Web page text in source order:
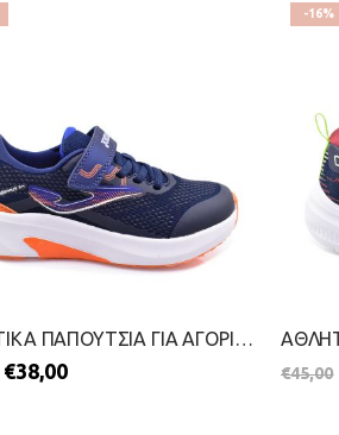
ΑΘΛΗΤΙΚΑ ΠΑΠΟΥΤΣΙΑ ΓΙΑ ΑΓΟΡΙΑ-JOMA-2699-0025-ΜΠΛΕ
€38,00
-16%
€45,00